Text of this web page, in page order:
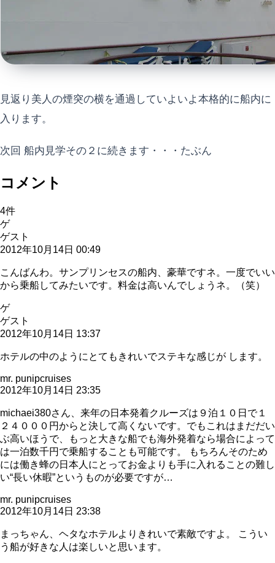
見返り美人の煙突の横を通過していよいよ本格的に船内に
入ります。
次回 船内見学その２に続きます・・・たぶん
コメント
4件
ゲ
ゲスト
2012年10月14日 00:49
こんばんわ。サンプリンセスの船内、豪華ですネ。一度でいい
から乗船してみたいです。料金は高いんでしょうネ。（笑）
ゲ
ゲスト
2012年10月14日 13:37
ホテルの中のようにとてもきれいでステキな感じが します。
mr. punipcruises
2012年10月14日 23:35
michaei380さん、来年の日本発着クルーズは９泊１０日で１
２４０００円からと決して高くないです。でもこれはまだだい
ぶ高いほうで、もっと大きな船でも海外発着なら場合によって
は一泊数千円で乗船することも可能です。 もちろんそのため
には働き蜂の日本人にとってお金よりも手に入れることの難し
い“長い休暇”というものが必要ですが…
mr. punipcruises
2012年10月14日 23:38
まっちゃん、ヘタなホテルよりきれいで素敵ですよ。 こうい
う船が好きな人は楽しいと思います。